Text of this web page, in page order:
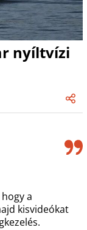
nyíltvízi
a
kisvideókat